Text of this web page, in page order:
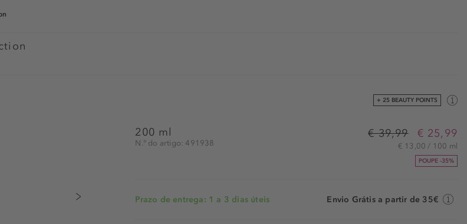
+ 25 BEAUTY POINTS
200 ml
N.° do artigo: 491938
€ 39,99 € 25,99
€ 13,00 / 100 ml
POUPE -35%
Prazo de entrega: 1 a 3 dias úteis Envio Grátis a partir de 35€